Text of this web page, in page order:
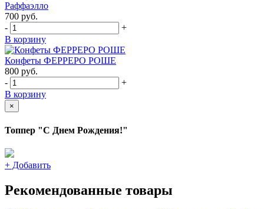
Раффаэлло
700 руб.
-
+
В корзину
Конфеты ФЕРРЕРО РОШЕ
800 руб.
-
+
В корзину
×
Топпер "С Днем Рождения!"
+ Добавить
Рекомендованные товары